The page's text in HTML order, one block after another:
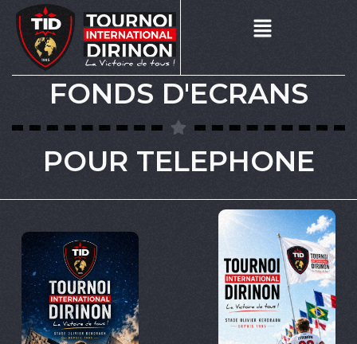
FONDS D'ECRANS
POUR TELEPHONE